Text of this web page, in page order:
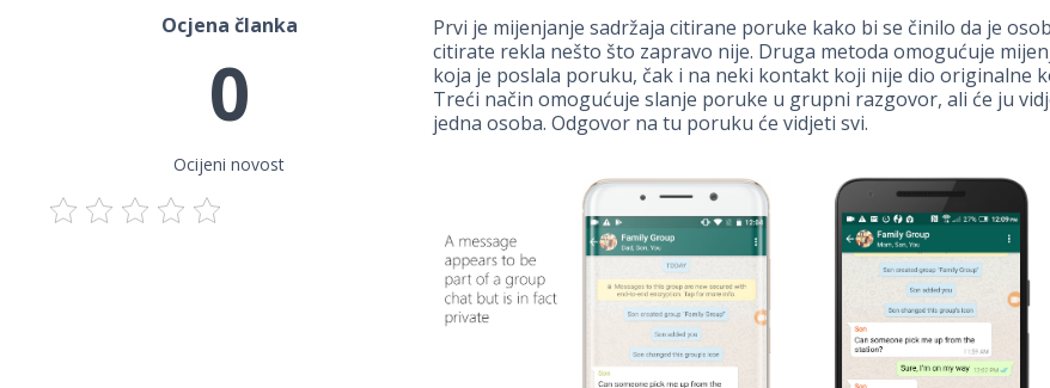
Ocjena članka
0
Ocijeni novost
Prvi je mijenjanje sadržaja citirane poruke kako bi se činilo da je
citirate rekla nešto što zapravo nije. Druga metoda omogućuje
koja je poslala poruku, čak i na neki kontakt koji nije dio originalne
Treći način omogućuje slanje poruke u grupni razgovor, ali će ju
jedna osoba. Odgovor na tu poruku će vidjeti svi.